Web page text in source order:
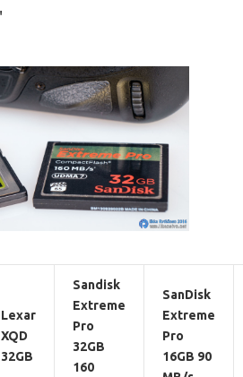
Lexar
XQD
32GB
Sandisk
Extreme
Pro
32GB
160
SanDisk
Extreme
Pro
16GB 90